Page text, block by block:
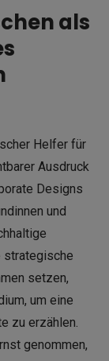
als
Helfer für
Ausdruck
Designs
und
strategische
setzen,
um eine
zu erzählen.
genommen,